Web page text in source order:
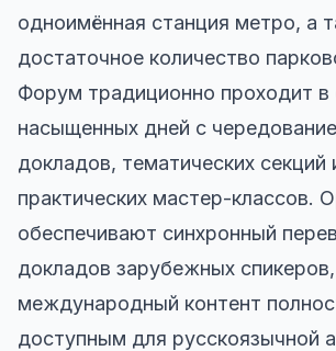
одноимённая станция метро, а
достаточное количество
Форум традиционно проходит
насыщенных дней с
докладов, тематических секций
практических мастер-классов.
обеспечивают синхронный
докладов зарубежных
международный контент
доступным для русскоязычной